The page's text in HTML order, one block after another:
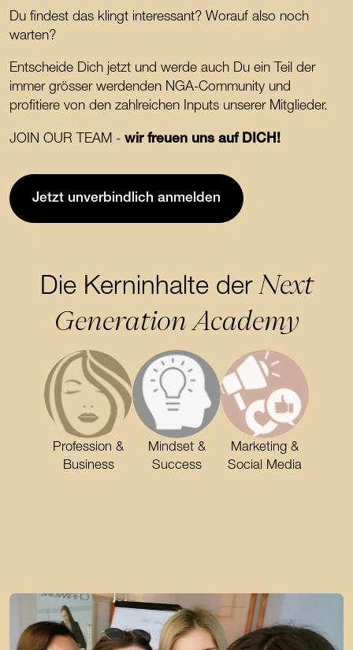
Du findest das klingt interessant? Worauf also noch
warten?
Entscheide Dich jetzt und werde auch Du ein Teil der
immer grösser werdenden NGA-Community und
profitiere von den zahlreichen Inputs unserer Mitglieder.
JOIN OUR TEAM - wir freuen uns auf DICH!
Jetzt unverbindlich anmelden
Die Kerninhalte derNext
Generation Academy
Profession &
Business
Mindset &
Success
Marketing &
Social Media